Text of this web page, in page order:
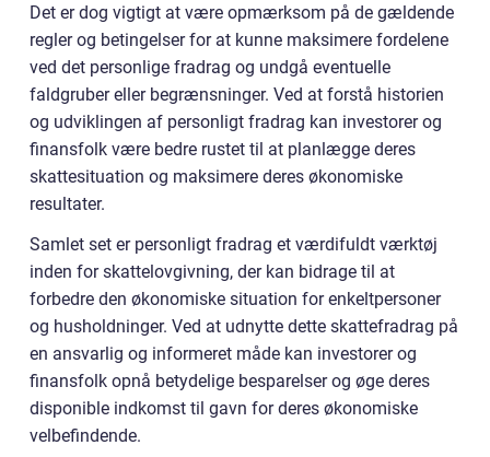
Det er dog vigtigt at være opmærksom på de gældende
regler og betingelser for at kunne maksimere fordelene
ved det personlige fradrag og undgå eventuelle
faldgruber eller begrænsninger. Ved at forstå historien
og udviklingen af personligt fradrag kan investorer og
finansfolk være bedre rustet til at planlægge deres
skattesituation og maksimere deres økonomiske
resultater.
Samlet set er personligt fradrag et værdifuldt værktøj
inden for skattelovgivning, der kan bidrage til at
forbedre den økonomiske situation for enkeltpersoner
og husholdninger. Ved at udnytte dette skattefradrag på
en ansvarlig og informeret måde kan investorer og
finansfolk opnå betydelige besparelser og øge deres
disponible indkomst til gavn for deres økonomiske
velbefindende.